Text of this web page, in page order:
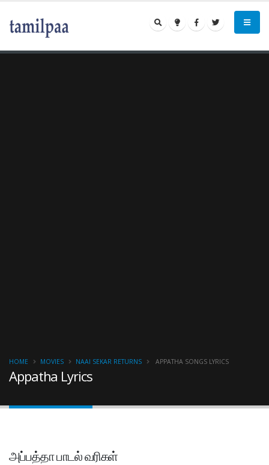
Appatha Lyrics
HOME MOVIES NAAI SEKAR RETURNS APPATHA SONGS LYRICS
அப்பத்தா பாடல் வரிகள்